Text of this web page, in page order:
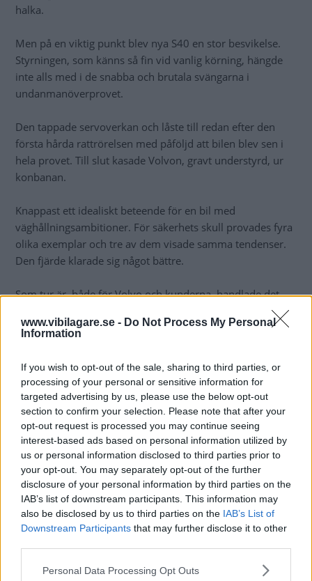
www.vibilagare.se - Do Not Process My Personal
Information
If you wish to opt-out of the sale, sharing to third parties, or
processing of your personal or sensitive information for
targeted advertising by us, please use the below opt-out
section to confirm your selection. Please note that after your
opt-out request is processed you may continue seeing
interest-based ads based on personal information utilized by
us or personal information disclosed to third parties prior to
your opt-out. You may separately opt-out of the further
disclosure of your personal information by third parties on the
IAB’s list of downstream participants. This information may
also be disclosed by us to third parties on the IAB’s List of
Downstream Participants that may further disclose it to other
Please note that this website/app uses one or more Google
Personal Data Processing Opt Outs
halka.
Men på en viktig punkt blev nya S40 en stor besvikelse.
Styrningen, som känns så fin vid vanlig körning, hängde
inte alls med i de snabba och brutala svängarna i
undanmanöverprovet.
Den tappade servoverkan och låste till redan efter den
första hårda rattrörelsen med påföljd att bilen blev sen i
hela provet. Till slut kasade Volvon, gravt understyrd, ur
konbanan.
Knappast ett idealiskt beteende för en bil med
väghållningsambitioner. För säkerhets skull provades fyra
olika exemplar och tre av dem visade samma tendenser.
Den fjärde klarade sig något bättre.
Som tur är, både för Volvo och kunderna, handlade det
om förseriebilar. Men utan testerna, som gjordes i danska
Tannishus i samband med Årets Bil-juryns utvärdering,
Nu blir resultatet att styrningen, som har elektrohydraulisk
servo, hinner åtgärdas innan produktionen rullar igång på
allvar. Det sker genom en omprogrammering av den dator
som styr oljeflödet i servopumpen.
Larmade falskt
Det fanns även en del andra elektroniska buggar på den
förseriebil vi körde i det här testet. Bland annat fick
värmeanläggningen spader, samtidigt som datorn med
jämna mellanrum larmade falskt om att bakluckan var
öppen.